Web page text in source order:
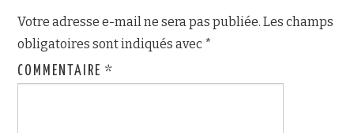
Votre adresse e-mail ne sera pas publiée. Les champs
obligatoires sont indiqués avec *
COMMENTAIRE*